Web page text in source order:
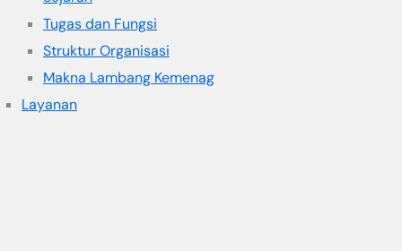
Tugas dan Fungsi
Struktur Organisasi
Makna Lambang Kemenag
Layanan